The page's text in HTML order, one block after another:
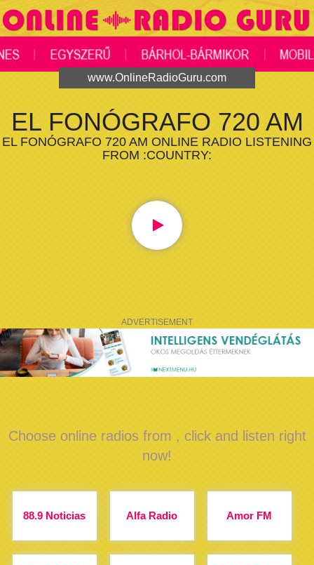
www.OnlineRadioGuru.com
EL FONÓGRAFO 720 AM
EL FONÓGRAFO 720 AM ONLINE RADIO LISTENING
FROM :COUNTRY:
ADVERTISEMENT
Choose online radios from , click and listen right
now!
88.9 Noticias Alfa Radio Amor FM